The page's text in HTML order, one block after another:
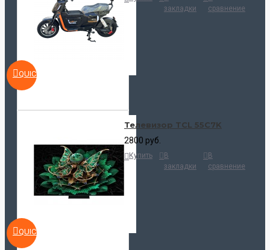
QUICKVIEW
закладки
сравнение
QUICKVIEW
Телевизор TCL 55C7K
2800 руб.
Купить
В
закладки
В
сравнение